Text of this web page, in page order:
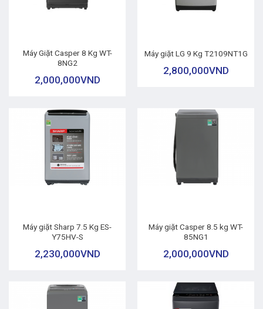
Máy Giặt Casper 8 Kg WT-
8NG2
2,000,000VND
Máy giặt LG 9 Kg T2109NT1G
2,800,000VND
Máy giặt Sharp 7.5 Kg ES-
Y75HV-S
2,230,000VND
Máy giặt Casper 8.5 kg WT-
85NG1
2,000,000VND